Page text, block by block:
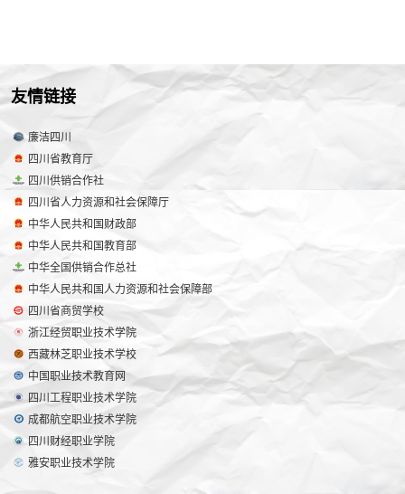
友情链接
廉洁四川
四川省教育厅
四川供销合作社
四川省人力资源和社会保障厅
中华人民共和国财政部
中华人民共和国教育部
中华全国供销合作总社
中华人民共和国人力资源和社会保障部
四川省商贸学校
浙江经贸职业技术学院
西藏林芝职业技术学校
中国职业技术教育网
四川工程职业技术学院
成都航空职业技术学院
四川财经职业学院
雅安职业技术学院